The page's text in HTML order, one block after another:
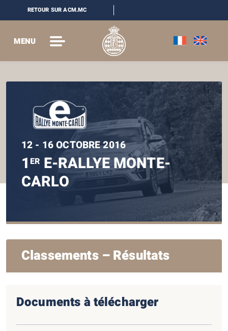
RETOUR SUR ACM.MC
MENU
12 - 16 OCTOBRE 2016
1 ER E-RALLYE MONTE-
CARLO
Classements – Résultats
Documents à télécharger